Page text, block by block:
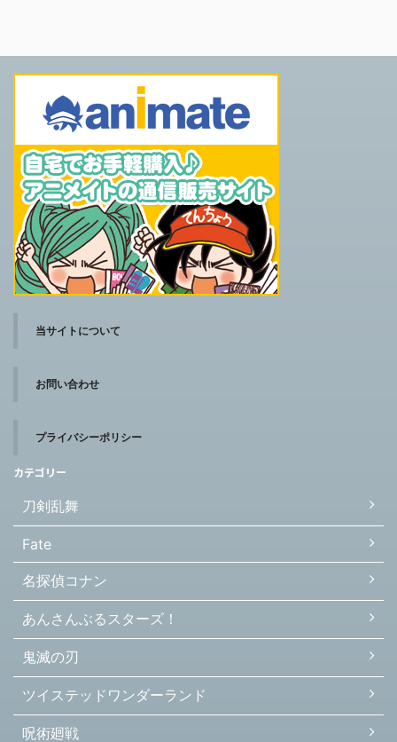
当サイトについて
お問い合わせ
プライバシーポリシー
カテゴリー
刀剣乱舞
Fate
名探偵コナン
あんさんぶるスターズ！
鬼滅の刃
ツイステッドワンダーランド
呪術廻戦